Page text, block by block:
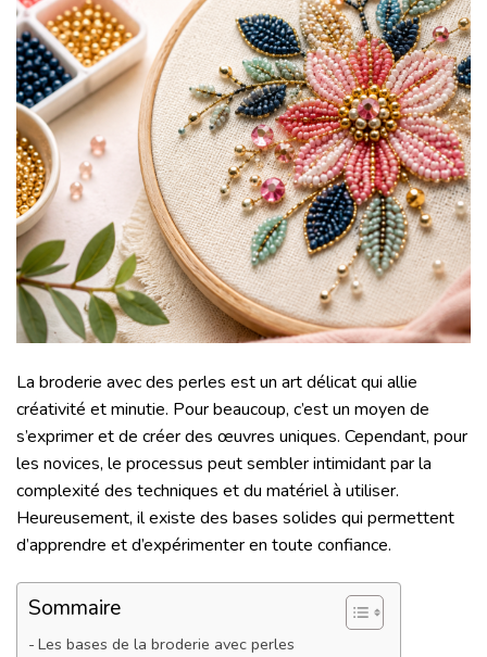
La broderie avec des perles est un art délicat qui allie
créativité et minutie. Pour beaucoup, c’est un moyen de
s’exprimer et de créer des œuvres uniques. Cependant, pour
les novices, le processus peut sembler intimidant par la
complexité des techniques et du matériel à utiliser.
Heureusement, il existe des bases solides qui permettent
d’apprendre et d’expérimenter en toute confiance.
Sommaire
Les bases de la broderie avec perles